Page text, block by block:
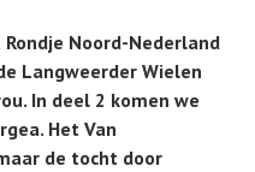
Noord-Nederland
Langweerder Wielen
In deel 2 komen we
Het Van
de tocht door